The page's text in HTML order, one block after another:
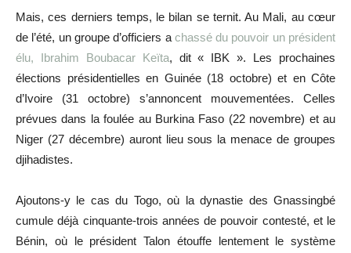
Mais, ces derniers temps, le bilan se ternit. Au Mali, au cœur
de l’été, un groupe d’officiers a chassé du pouvoir un président
élu, Ibrahim Boubacar Keïta, dit « IBK ». Les prochaines
élections présidentielles en Guinée (18 octobre) et en Côte
d’Ivoire (31 octobre) s’annoncent mouvementées. Celles
prévues dans la foulée au Burkina Faso (22 novembre) et au
Niger (27 décembre) auront lieu sous la menace de groupes
djihadistes.
Ajoutons-y le cas du Togo, où la dynastie des Gnassingbé
cumule déjà cinquante-trois années de pouvoir contesté, et le
Bénin, où le président Talon étouffe lentement le système